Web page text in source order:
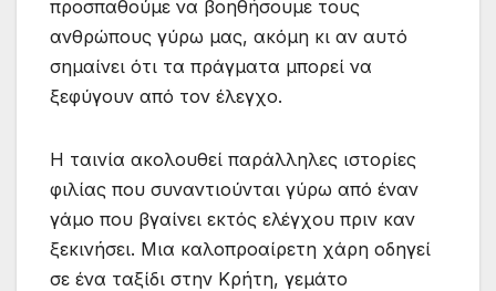
προσπαθούμε να βοηθήσουμε τους
ανθρώπους γύρω μας, ακόμη κι αν αυτό
σημαίνει ότι τα πράγματα μπορεί να
ξεφύγουν από τον έλεγχο.
Η ταινία ακολουθεί παράλληλες ιστορίες
φιλίας που συναντιούνται γύρω από έναν
γάμο που βγαίνει εκτός ελέγχου πριν καν
ξεκινήσει. Μια καλοπροαίρετη χάρη οδηγεί
σε ένα ταξίδι στην Κρήτη, γεμάτο